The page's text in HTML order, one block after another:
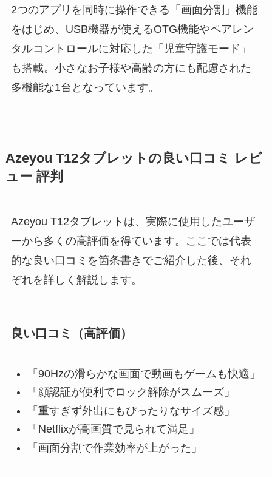
2つのアプリを同時に操作できる「画面分割」機能
をはじめ、USB機器が使えるOTG機能やペアレン
タルコントロールに対応した「児童守護モード」
も搭載。小さなお子様や高齢の方にも配慮された
多機能な1台となっています。
Azeyou T12タブレットの良い口コミ レビ
ュー 評判
Azeyou T12タブレットは、実際に使用したユーザ
ーから多くの高評価を得ています。ここでは代表
的な良い口コミを箇条書きでご紹介した後、それ
ぞれを詳しく解説します。
良い口コミ（高評価）
「90Hzの滑らかな画面で動画もゲームも快適」
「顔認証が便利でロック解除がスムーズ」
「重すぎず外出にもぴったりなサイズ感」
「Netflixが高画質で見られて満足」
「画面分割で作業効率が上がった」